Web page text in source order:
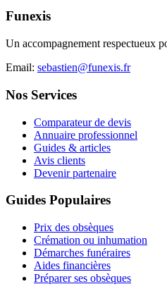
Funexis
Un accompagnement respectueux
Email: sebastien@funexis.fr
Nos Services
Comparateur de devis
Annuaire professionnel
Guides & articles
Avis clients
Devenir partenaire
Guides Populaires
Prix des obsèques
Crémation ou inhumation
Démarches funéraires
Aides financières
Préparer ses obsèques